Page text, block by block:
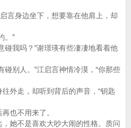
身边坐下，想要靠在他肩上，却
。”
我吗？”谢璟瑛有些凄凄地看着他
别人。”江启言神情冷漠，“你那些
走，却听到背后的声音，“钥匙
也不用来了。
她不是喜欢大吵大闹的性格。质问